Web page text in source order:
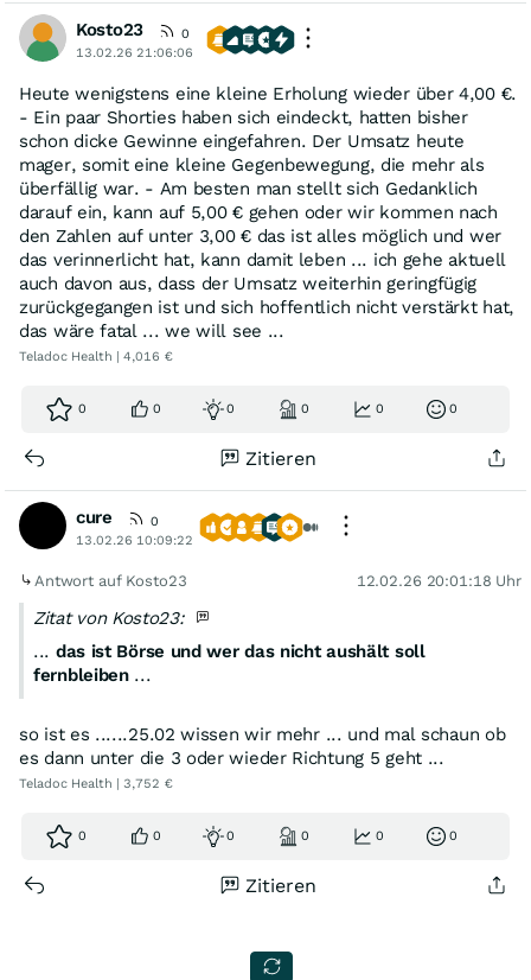
Kosto23
0
13.02.26 21:06:06
Heute wenigstens eine kleine Erholung wieder über 4,00 €.
- Ein paar Shorties haben sich eindeckt, hatten bisher
schon dicke Gewinne eingefahren. Der Umsatz heute
mager, somit eine kleine Gegenbewegung, die mehr als
überfällig war. - Am besten man stellt sich Gedanklich
darauf ein, kann auf 5,00 € gehen oder wir kommen nach
den Zahlen auf unter 3,00 € das ist alles möglich und wer
das verinnerlicht hat, kann damit leben ... ich gehe aktuell
auch davon aus, dass der Umsatz weiterhin geringfügig
zurückgegangen ist und sich hoffentlich nicht verstärkt hat,
das wäre fatal ... we will see ...
Teladoc Health | 4,016 €
0 0 0 0 0 0
Zitieren
cure
0
13.02.26 10:09:22
Antwort auf Kosto23 12.02.26 20:01:18 Uhr
Zitat von Kosto23:
... das ist Börse und wer das nicht aushält soll
fernbleiben...
so ist es ......25.02 wissen wir mehr ... und mal schaun ob
es dann unter die 3 oder wieder Richtung 5 geht ...
Teladoc Health | 3,752 €
0 0 0 0 0 0
Zitieren